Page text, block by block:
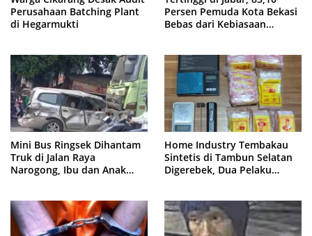
Perusahaan Batching Plant
di Hegarmukti
Persen Pemuda Kota Bekasi
Bebas dari Kebiasaan
Mini Bus Ringsek Dihantam
Truk di Jalan Raya
Narogong, Ibu dan Anak
Home Industry Tembakau
Sintetis di Tambun Selatan
Digerebek, Dua Pelaku